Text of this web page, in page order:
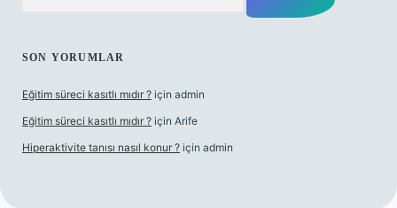
SON YORUMLAR
Eğitim süreci kasıtlı mıdır ? için admin
Eğitim süreci kasıtlı mıdır ? için Arife
Hiperaktivite tanısı nasıl konur ? için admin